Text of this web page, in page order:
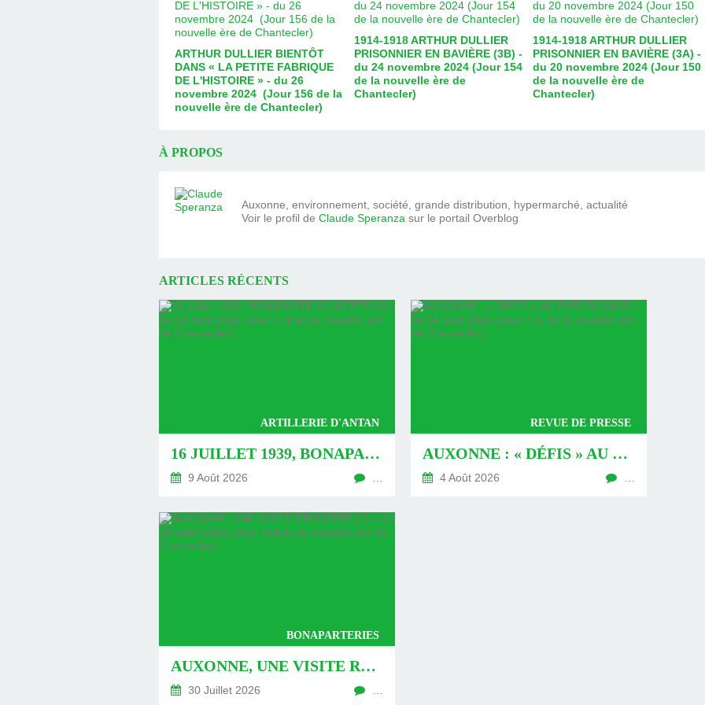
ARTHUR DULLIER BIENTÔT
DANS « LA PETITE FABRIQUE
DE L'HISTOIRE » - du 26
novembre 2024 (Jour 156 de la
nouvelle ère de Chantecler)
1914-1918 ARTHUR DULLIER
PRISONNIER EN BAVIÈRE (3B) -
du 24 novembre 2024 (Jour 154
de la nouvelle ère de
Chantecler)
1914-1918 ARTHUR DULLIER
PRISONNIER EN BAVIÈRE (3A) -
du 20 novembre 2024 (Jour 150
de la nouvelle ère de
Chantecler)
À PROPOS
Auxonne, environnement, société, grande distribution, hypermarché, actualité
Voir le profil de Claude Speranza sur le portail Overblog
ARTICLES RÉCENTS
ARTILLERIE D'ANTAN
16 JUILLET 1939, BONAPARTE À LA FÊTE (1) - DU 09 AOÛT 2026 (JOUR 774 DE LA NOUVELLE ÈRE DE CHANTECLER)
9 Août 2026 …
REVUE DE PRESSE
AUXONNE : « DÉFIS » AU PIED DU MUR - DU 04 AOÛT 2026 (JOUR 771 DE LA NOUVELLE ÈRE DE CHANTECLER)
4 Août 2026 …
BONAPARTERIES
AUXONNE, UNE VISITE REVISITÉE (2) - DU 30 JUILLET 2026 (JOUR 764 DE LA NOUVELLE ÈRE DE CHANTECLER)
30 Juillet 2026 …